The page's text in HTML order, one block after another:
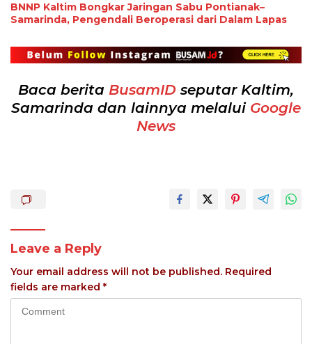
BNNP Kaltim Bongkar Jaringan Sabu Pontianak–
Samarinda, Pengendali Beroperasi dari Dalam Lapas
Baca berita BusamID seputar Kaltim,
Samarinda dan lainnya melalui Google
News
Leave a Reply
Your email address will not be published. Required
fields are marked *